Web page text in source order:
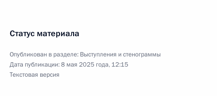
Статус материала
Опубликован в разделе: Выступления и стенограммы
Дата публикации:8 мая 2025 года, 12:15
Текстовая версия